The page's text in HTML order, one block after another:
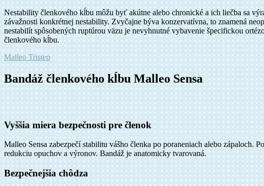
Nestability členkového kĺbu môžu byť akútne alebo chronické a ich liečba sa
závažnosti konkrétnej nestability. Zvyčajne býva konzervatívna, to znamená
nestabilít spôsobených ruptúrou väzu je nevyhnutné vybavenie špecifickou
členkového kĺbu.
Malleo Tristep
Bandáž členkového kĺbu Malleo Sensa
Vyššia miera bezpečnosti pre členok
Malleo Sensa zabezpečí stabilitu vášho členka po poraneniach alebo
redukciu opuchov a výronov. Bandáž je anatomicky tvarovaná.
Bezpečnejšia chôdza